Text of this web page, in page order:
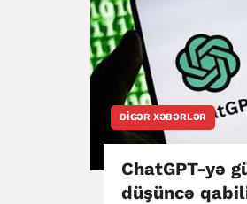
DIGƏR XƏBƏRLƏR
ChatGPT-yə
düşüncə